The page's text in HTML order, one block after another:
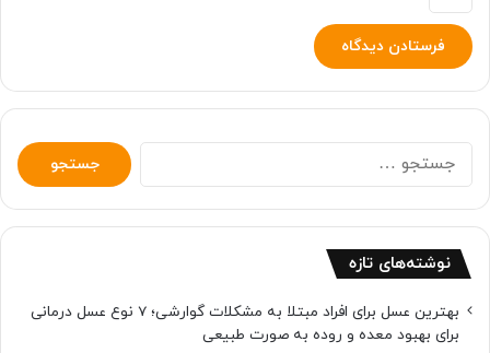
جستجو
برای:
نوشته‌های تازه
بهترین عسل برای افراد مبتلا به مشکلات گوارشی؛ 7 نوع عسل درمانی
برای بهبود معده و روده به صورت طبیعی